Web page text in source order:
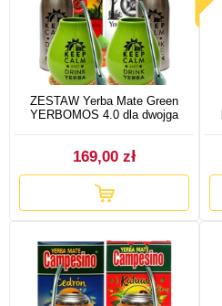
ZESTAW Yerba Mate Green
YERBOMOS 4.0 dla dwojga
169,00 zł